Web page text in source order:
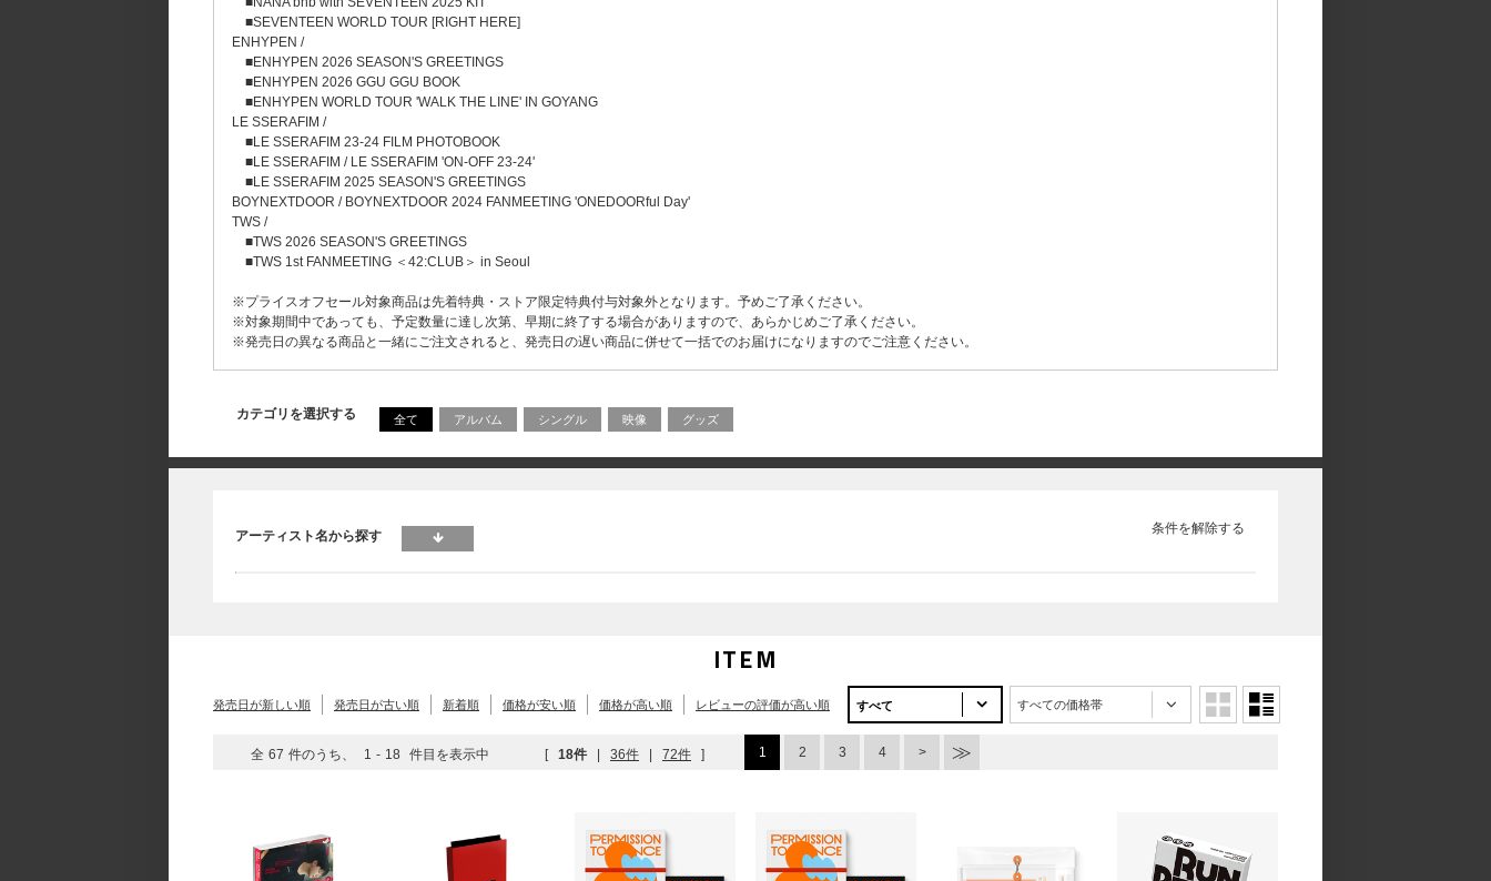
■SEVENTEEN WORLD TOUR [RIGHT HERE]
ENHYPEN /
■ENHYPEN 2026 SEASON'S GREETINGS
■ENHYPEN 2026 GGU GGU BOOK
■ENHYPEN WORLD TOUR 'WALK THE LINE' IN GOYANG
LE SSERAFIM /
■LE SSERAFIM 23-24 FILM PHOTOBOOK
■LE SSERAFIM / LE SSERAFIM 'ON-OFF 23-24'
■LE SSERAFIM 2025 SEASON'S GREETINGS
BOYNEXTDOOR / BOYNEXTDOOR 2024 FANMEETING 'ONEDOORful Day'
TWS /
■TWS 2026 SEASON'S GREETINGS
■TWS 1st FANMEETING ＜42:CLUB＞ in Seoul
※プライスオフセール対象商品は先着特典・ストア限定特典付与対象外となります。予めご了承ください。
※対象期間中であっても、予定数量に達し次第、早期に終了する場合がありますので、あらかじめご了承ください。
※発売日の異なる商品と一緒にご注文されると、発売日の遅い商品に併せて一括でのお届けになりますのでご注意ください。
カテゴリを選択する 全て アルバム シングル 映像 グッズ
条件を解除する
アーティスト名から探す
ITEM
発売日が新しい順 発売日が古い順 新着順 価格が安い順 価格が高い順 レビューの評価が高い順 すべて すべての価格帯
全 67 件のうち、 1 - 18 件目を表示中 [ 18件 | 36件 | 72件 ] 1 2 3 4